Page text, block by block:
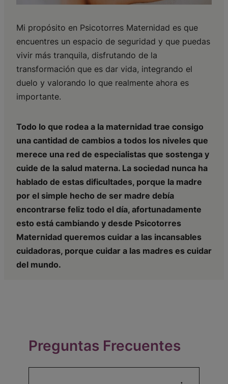
Mi propósito en Psicotorres Maternidad es que
encuentres un espacio de seguridad y que puedas
vivir más tranquila, disfrutando de la
transformación que es dar vida, integrando el
duelo y valorando lo que realmente ahora es
importante.
Todo lo que rodea a la maternidad trae consigo
una cantidad de cambios a todos los niveles que
merece una red de especialistas que sostenga y
cuide de la salud materna. La sociedad nunca ha
hablado de estas dificultades, porque la madre
por el simple hecho de ser madre debía
encontrarse feliz todo el día, afortunadamente
esto está cambiando y desde Psicotorres
Maternidad queremos cuidar a las incansables
cuidadoras, porque cuidar a las madres es cuidar
del mundo.
Preguntas Frecuentes